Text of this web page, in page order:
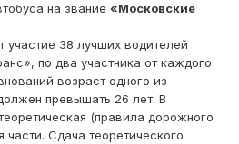
на звание «Московские
участие 38 лучших водителей
по два участника от каждого
возраст одного из
превышать 26 лет. В
(правила дорожного
части. Сдача теоретического